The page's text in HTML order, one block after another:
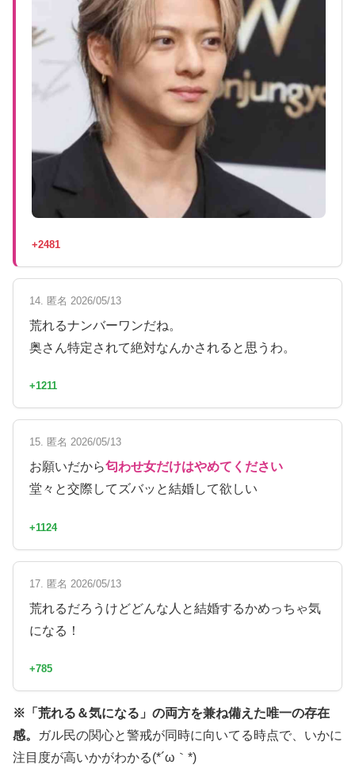
+2481
14. 匿名 2026/05/13
荒れるナンバーワンだね。
奥さん特定されて絶対なんかされると思うわ。
+1211
15. 匿名 2026/05/13
お願いだから匂わせ女だけはやめてください
堂々と交際してズバッと結婚して欲しい
+1124
17. 匿名 2026/05/13
荒れるだろうけどどんな人と結婚するかめっちゃ気
になる！
+785
※「荒れる＆気になる」の両方を兼ね備えた唯一の存在
感。
ガル民の関心と警戒が同時に向いてる時点で、いかに
注目度が高いかがわかる(*´ω｀*)